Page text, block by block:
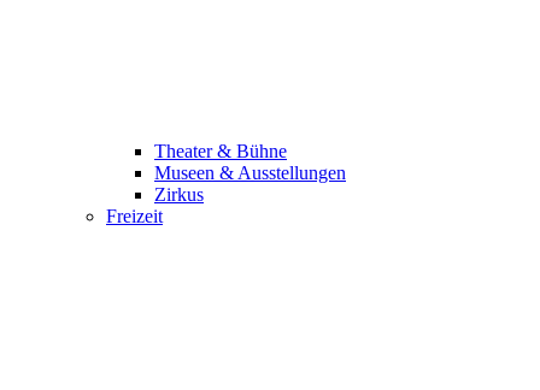
Theater & Bühne
Museen & Ausstellungen
Zirkus
Freizeit